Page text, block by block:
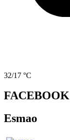
32/17 °C
FACEBOOK
Esmao